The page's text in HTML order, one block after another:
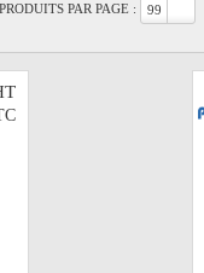
PRODUITS PAR PAGE : 99